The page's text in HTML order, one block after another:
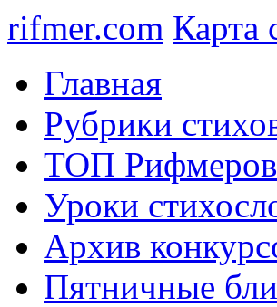
rifmer.com Карта
Главная
Рубрики
ТОП Рифмеров
Уроки
Архив
Пятничные